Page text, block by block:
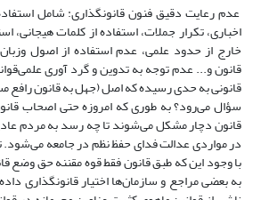
عدم رعایت دقیق فنون قانونگذاری: شامل
اخباری، تکرار جملات، استفاده از کلمات هیجانی،
خارج از حدود علمی، عدم استفاده از اصول
قانون و... عدم توجه به تدوین و گرد آوری
قانونی به حدی رسیده که اصل (جهل به قانون رافع
سؤال می‌رود؟ به طوری که امروزه حتی اصحاب
قانون دچار مشکل می‌شوند تا چه رسد به مردم
در مواردی عدالت فدای حفظ نظم در جامعه می‌شود.
با وجود این که طبق قانون فقط قوه مقننه حق وضع
به بعضی مراجع و سازمان‌ها اختیار قانونگذاری